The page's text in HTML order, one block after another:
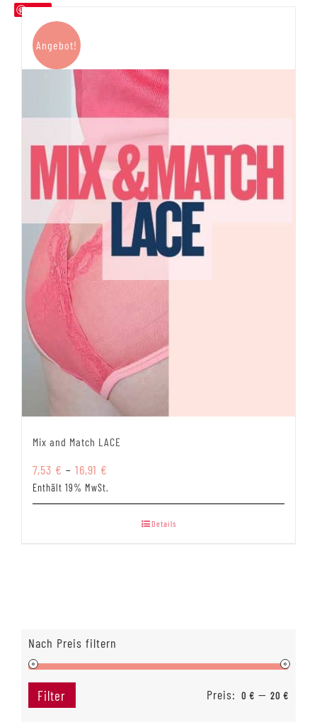
Save
Angebot!
Mix and Match LACE
7,53 € – 16,91 €
7,53 €
bis
Enthält 19% MwSt.
Details
Nach Preis filtern
Min.
Max.
Filter Preis: 0 € — 20 €